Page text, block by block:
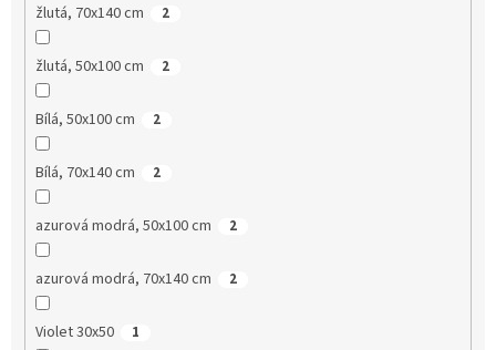
žlutá, 70x140 cm 2
žlutá, 50x100 cm 2
Bílá, 50x100 cm 2
Bílá, 70x140 cm 2
azurová modrá, 50x100 cm 2
azurová modrá, 70x140 cm 2
Violet 30x50 1